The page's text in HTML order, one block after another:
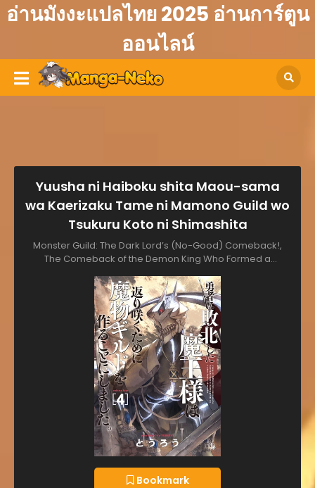
อ่านมังงะแปลไทย 2025 อ่านการ์ตูน
ออนไลน์
Yuusha ni Haiboku shita Maou-sama
wa Kaerizaku Tame ni Mamono Guild wo
Tsukuru Koto ni Shimashita
Monster Guild: The Dark Lord’s (No-Good) Comeback!,
The Comeback of the Demon King Who Formed a
Devil Who Lost to the Hero Decided to Create a Monster
Guild to Return, Yuusha ni Haiboku shita Maou-sama wa
Kaerizaku Tame ni Mamono Guild wo Tsukuru Koto ni
Shimashita., 勇者に敗北した魔王様は返り咲くために魔物ギル
ドを作ることにしました。
Bookmark